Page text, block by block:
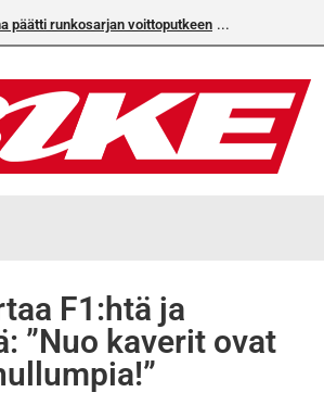
päätti runkosarjan voittoputkeen
F1:htä ja
”Nuo kaverit ovat